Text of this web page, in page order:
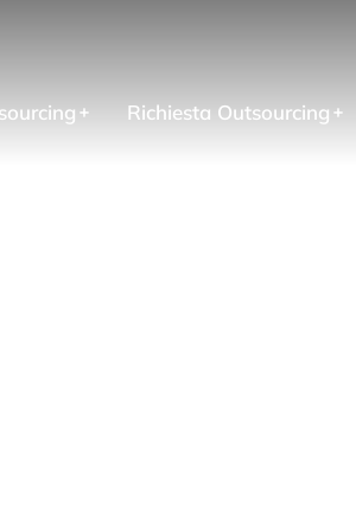
Richiesta Outsourcing